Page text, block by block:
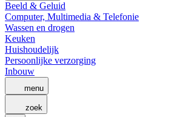
Beeld & Geluid
Computer, Multimedia & Telefonie
Wassen en drogen
Keuken
Huishoudelijk
Persoonlijke verzorging
Inbouw
menu
zoek